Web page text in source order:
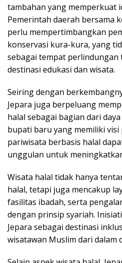
tambahan yang memperkuat
Pemerintah daerah bersama
perlu mempertimbangkan
konservasi kura-kura, yang
sebagai tempat perlindungan
destinasi edukasi dan wisata.
Seiring dengan
Jepara juga berpeluang
halal sebagai bagian dari
bupati baru yang memiliki
pariwisata berbasis halal
unggulan untuk
Wisata halal tidak hanya
halal, tetapi juga mencakup
fasilitas ibadah, serta
dengan prinsip syariah.
Jepara sebagai destinasi
wisatawan Muslim dari dalam